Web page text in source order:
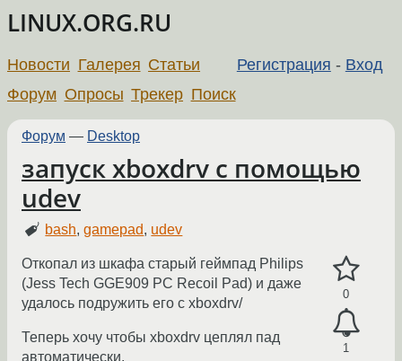
LINUX.ORG.RU
Регистрация - Вход
Новости Галерея Статьи
Форум Опросы Трекер Поиск
Форум — Desktop
запуск xboxdrv с помощью
udev
bash,gamepad, udev
0
1
Откопал из шкафа старый геймпад Philips
(Jess Tech GGE909 PC Recoil Pad) и даже
удалось подружить его с xboxdrv/
Теперь хочу чтобы xboxdrv цеплял пад
автоматически.